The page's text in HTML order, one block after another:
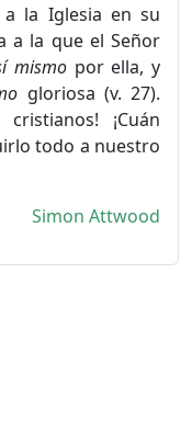
la Iglesia en su
a la que el Señor
mismopor ella, y
gloriosa (v. 27).
¡Cuán
todo a nuestro
Simon Attwood